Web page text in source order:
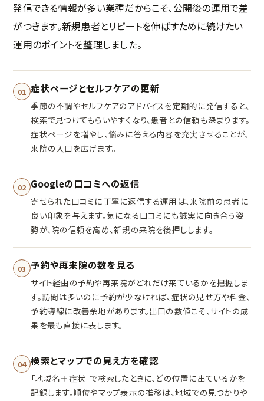
発信できる情報が多い業種だからこそ、公開後の運用で差
がつきます。新規患者とリピートを伸ばすために続けたい
運用のポイントを整理しました。
01 症状ページとセルフケアの更新
季節の不調やセルフケアのアドバイスを定期的に発信すると、
検索で見つけてもらいやすくなり、患者との信頼も深まります。
症状ページを増やし、悩みに答える内容を充実させることが、
来院の入口を広げます。
02 Googleの口コミへの返信
寄せられた口コミに丁寧に返信する運用は、来院前の患者に
良い印象を与えます。気になる口コミにも誠実に向き合う姿
勢が、院の信頼を高め、新規の来院を後押しします。
03 予約や再来院の数を見る
サイト経由の予約や再来院がどれだけ来ているかを把握しま
す。訪問は多いのに予約が少なければ、症状の見せ方や料金、
予約導線に改善余地があります。出口の数値こそ、サイトの成
果を最も直接に表します。
04 検索とマップでの見え方を確認
「地域名＋症状」で検索したときに、どの位置に出ているかを
記録します。順位やマップ表示の推移は、地域での見つかりや